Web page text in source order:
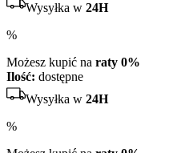
Wysyłka w 24H
%
Możesz kupić na raty 0%
Ilość: dostępne
Wysyłka w 24H
%